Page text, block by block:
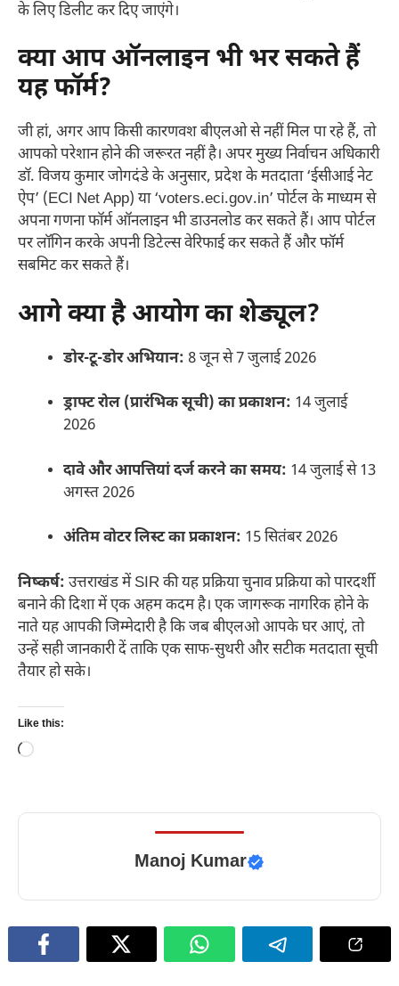
के लिए डिलीट कर दिए जाएंगे।
क्या आप ऑनलाइन भी भर सकते हैं
यह फॉर्म?
जी हां, अगर आप किसी कारणवश बीएलओ से नहीं मिल पा रहे हैं, तो
आपको परेशान होने की जरूरत नहीं है। अपर मुख्य निर्वाचन अधिकारी
डॉ. विजय कुमार जोगदंडे के अनुसार, प्रदेश के मतदाता ‘ईसीआई नेट
ऐप’ (ECI Net App) या ‘voters.eci.gov.in’ पोर्टल के माध्यम से
अपना गणना फॉर्म ऑनलाइन भी डाउनलोड कर सकते हैं। आप पोर्टल
पर लॉगिन करके अपनी डिटेल्स वेरिफाई कर सकते हैं और फॉर्म
सबमिट कर सकते हैं।
आगे क्या है आयोग का शेड्यूल?
डोर-टू-डोर अभियान: 8 जून से 7 जुलाई 2026
ड्राफ्ट रोल (प्रारंभिक सूची) का प्रकाशन: 14 जुलाई
2026
दावे और आपत्तियां दर्ज करने का समय: 14 जुलाई से 13
अगस्त 2026
अंतिम वोटर लिस्ट का प्रकाशन: 15 सितंबर 2026
निष्कर्ष: उत्तराखंड में SIR की यह प्रक्रिया चुनाव प्रक्रिया को पारदर्शी
बनाने की दिशा में एक अहम कदम है। एक जागरूक नागरिक होने के
नाते यह आपकी जिम्मेदारी है कि जब बीएलओ आपके घर आएं, तो
उन्हें सही जानकारी दें ताकि एक साफ-सुथरी और सटीक मतदाता सूची
तैयार हो सके।
Like this:
Loading…
Manoj Kumar